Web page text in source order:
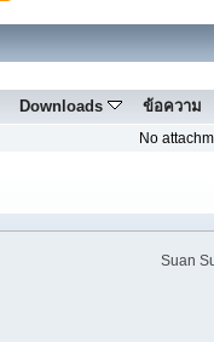
Downloads ข้อความ
No
Suan